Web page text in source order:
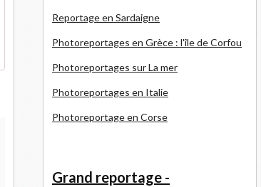
Reportage en Sardaigne
Photoreportages en Grèce : l'île de Corfou
Photoreportages sur La mer
Photoreportages en Italie
Photoreportage en Corse
Grand reportage -